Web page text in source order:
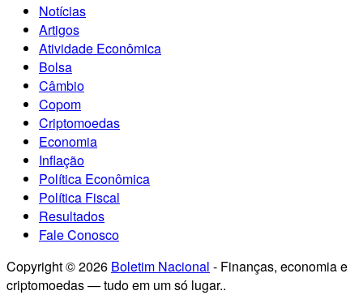
Notícias
Artigos
Atividade Econômica
Bolsa
Câmbio
Copom
Criptomoedas
Economia
Inflação
Política Econômica
Política Fiscal
Resultados
Fale Conosco
Copyright © 2026 Boletim Nacional - Finanças, economia e
criptomoedas — tudo em um só lugar..